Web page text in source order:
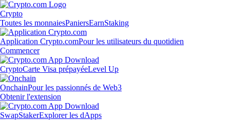
Crypto
Toutes les monnaiesPaniersEarnStaking
Application Crypto.comPour les utilisateurs du quotidien
Commencer
CryptoCarte Visa prépayéeLevel Up
OnchainPour les passionnés de Web3
Obtenir l'extension
SwapStakerExplorer les dApps